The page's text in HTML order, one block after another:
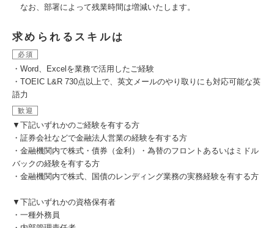
なお、部署によって残業時間は増減いたします。
求められるスキルは
必須
・Word、Excelを業務で活用したご経験
・TOEIC L&R 730点以上で、英文メールのやり取りにも対応可能な英
語力
歓迎
▼下記いずれかのご経験を有する方
・証券会社などで金融法人営業の経験を有する方
・金融機関内で株式・債券（金利）・為替のフロントあるいはミドル
バックの経験を有する方
・金融機関内で株式、国債のレンディング業務の実務経験を有する方
▼下記いずれかの資格保有者
・一種外務員